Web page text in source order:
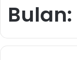
Bulan: